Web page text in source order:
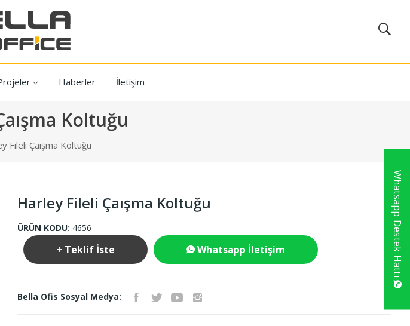
Haberler İletişim
Koltuğu
Fileli Çaışma Koltuğu
Harley Fileli Çaışma Koltuğu
ÜRÜN KODU: 4656
+ Teklif İste Whatsapp İletişim
Bella Ofis Sosyal Medya:
Whatsapp Destek Hattı